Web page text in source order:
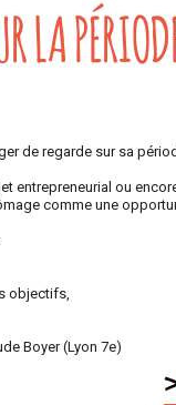
LA
de regarde sur sa
entrepreneurial ou
comme une
objectifs,
Boyer (Lyon 7e)